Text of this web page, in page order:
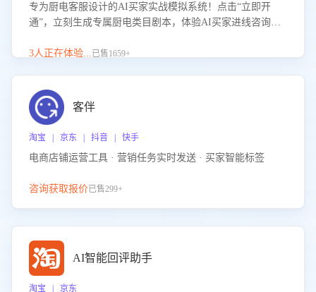
专为厨电客服设计的AI买家实战模拟系统！点击“立即开
通”，立刻生成专属厨电类目剧本，体验AI买家进线咨询真
实场景应对技巧！
3人正在体验...已售1659+
客伴
淘宝 | 京东 | 抖音 | 快手
电商店铺运营工具 · 营销任务实时发送 · 买家智能标签
咨询获取报价已售299+
AI智能回评助手
淘宝 | 京东